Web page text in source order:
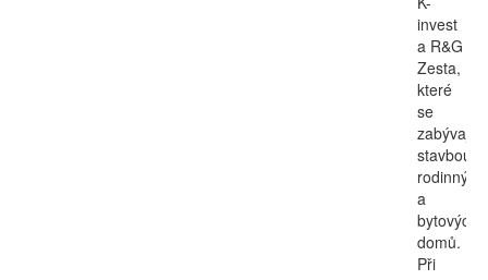
invest
a R&G
Zesta,
které
se
zabývají
stavbou
rodinných
a
bytových
domů.
Při